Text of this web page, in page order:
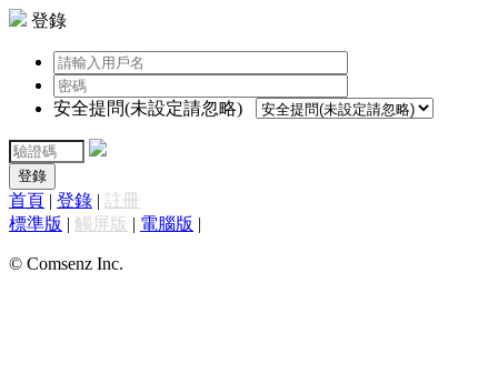
登錄
安全提問(未設定請忽略)
登錄
首頁 | 登錄 | 註冊
標準版 | 觸屏版 | 電腦版 |
© Comsenz Inc.